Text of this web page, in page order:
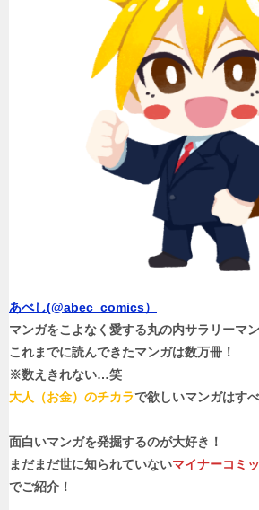
あべし(@abec_comics）
マンガをこよなく愛する丸の内サラリーマン
これまでに読んできたマンガは数万冊！
※数えきれない…笑
大人（お金）のチカラで欲しいマンガはす
面白いマンガを発掘するのが大好き！
まだまだ世に知られていないマイナーコミ
でご紹介！